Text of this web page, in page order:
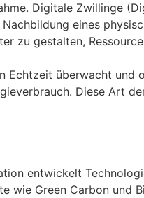
Digitale Zwillinge
eines
zu gestalten,
Echtzeit überwacht
Diese Art
entwickelt
wie Green Carbon und